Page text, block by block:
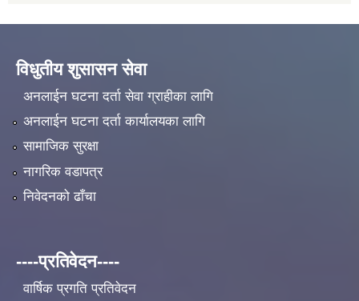
विधुतीय शुसासन सेवा
अनलाईन घटना दर्ता सेवा ग्राहीका लागि
अनलाईन घटना दर्ता कार्यालयका लागि
सामाजिक सुरक्षा
नागरिक वडापत्र
निवेदनको ढाँचा
----प्रतिवेदन----
वार्षिक प्रगति प्रतिवेदन